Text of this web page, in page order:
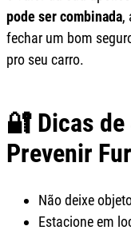
pode ser combinada,
fechar um bom
pro seu carro.
🔐 Dicas
Prevenir
Não deixe
Estacione em